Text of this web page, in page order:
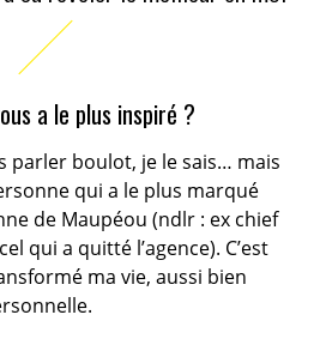
a le plus inspiré ?
parler boulot, je le sais… mais
qui a le plus marqué
de Maupéou (ndlr : ex chief
qui a quitté l’agence). C’est
ma vie, aussi bien